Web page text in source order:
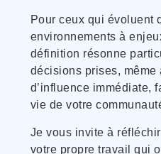
Pour ceux qui évoluent
environnements à
définition résonne
décisions prises,
d’influence immédiate,
vie de votre
Je vous invite à
votre propre travail qui